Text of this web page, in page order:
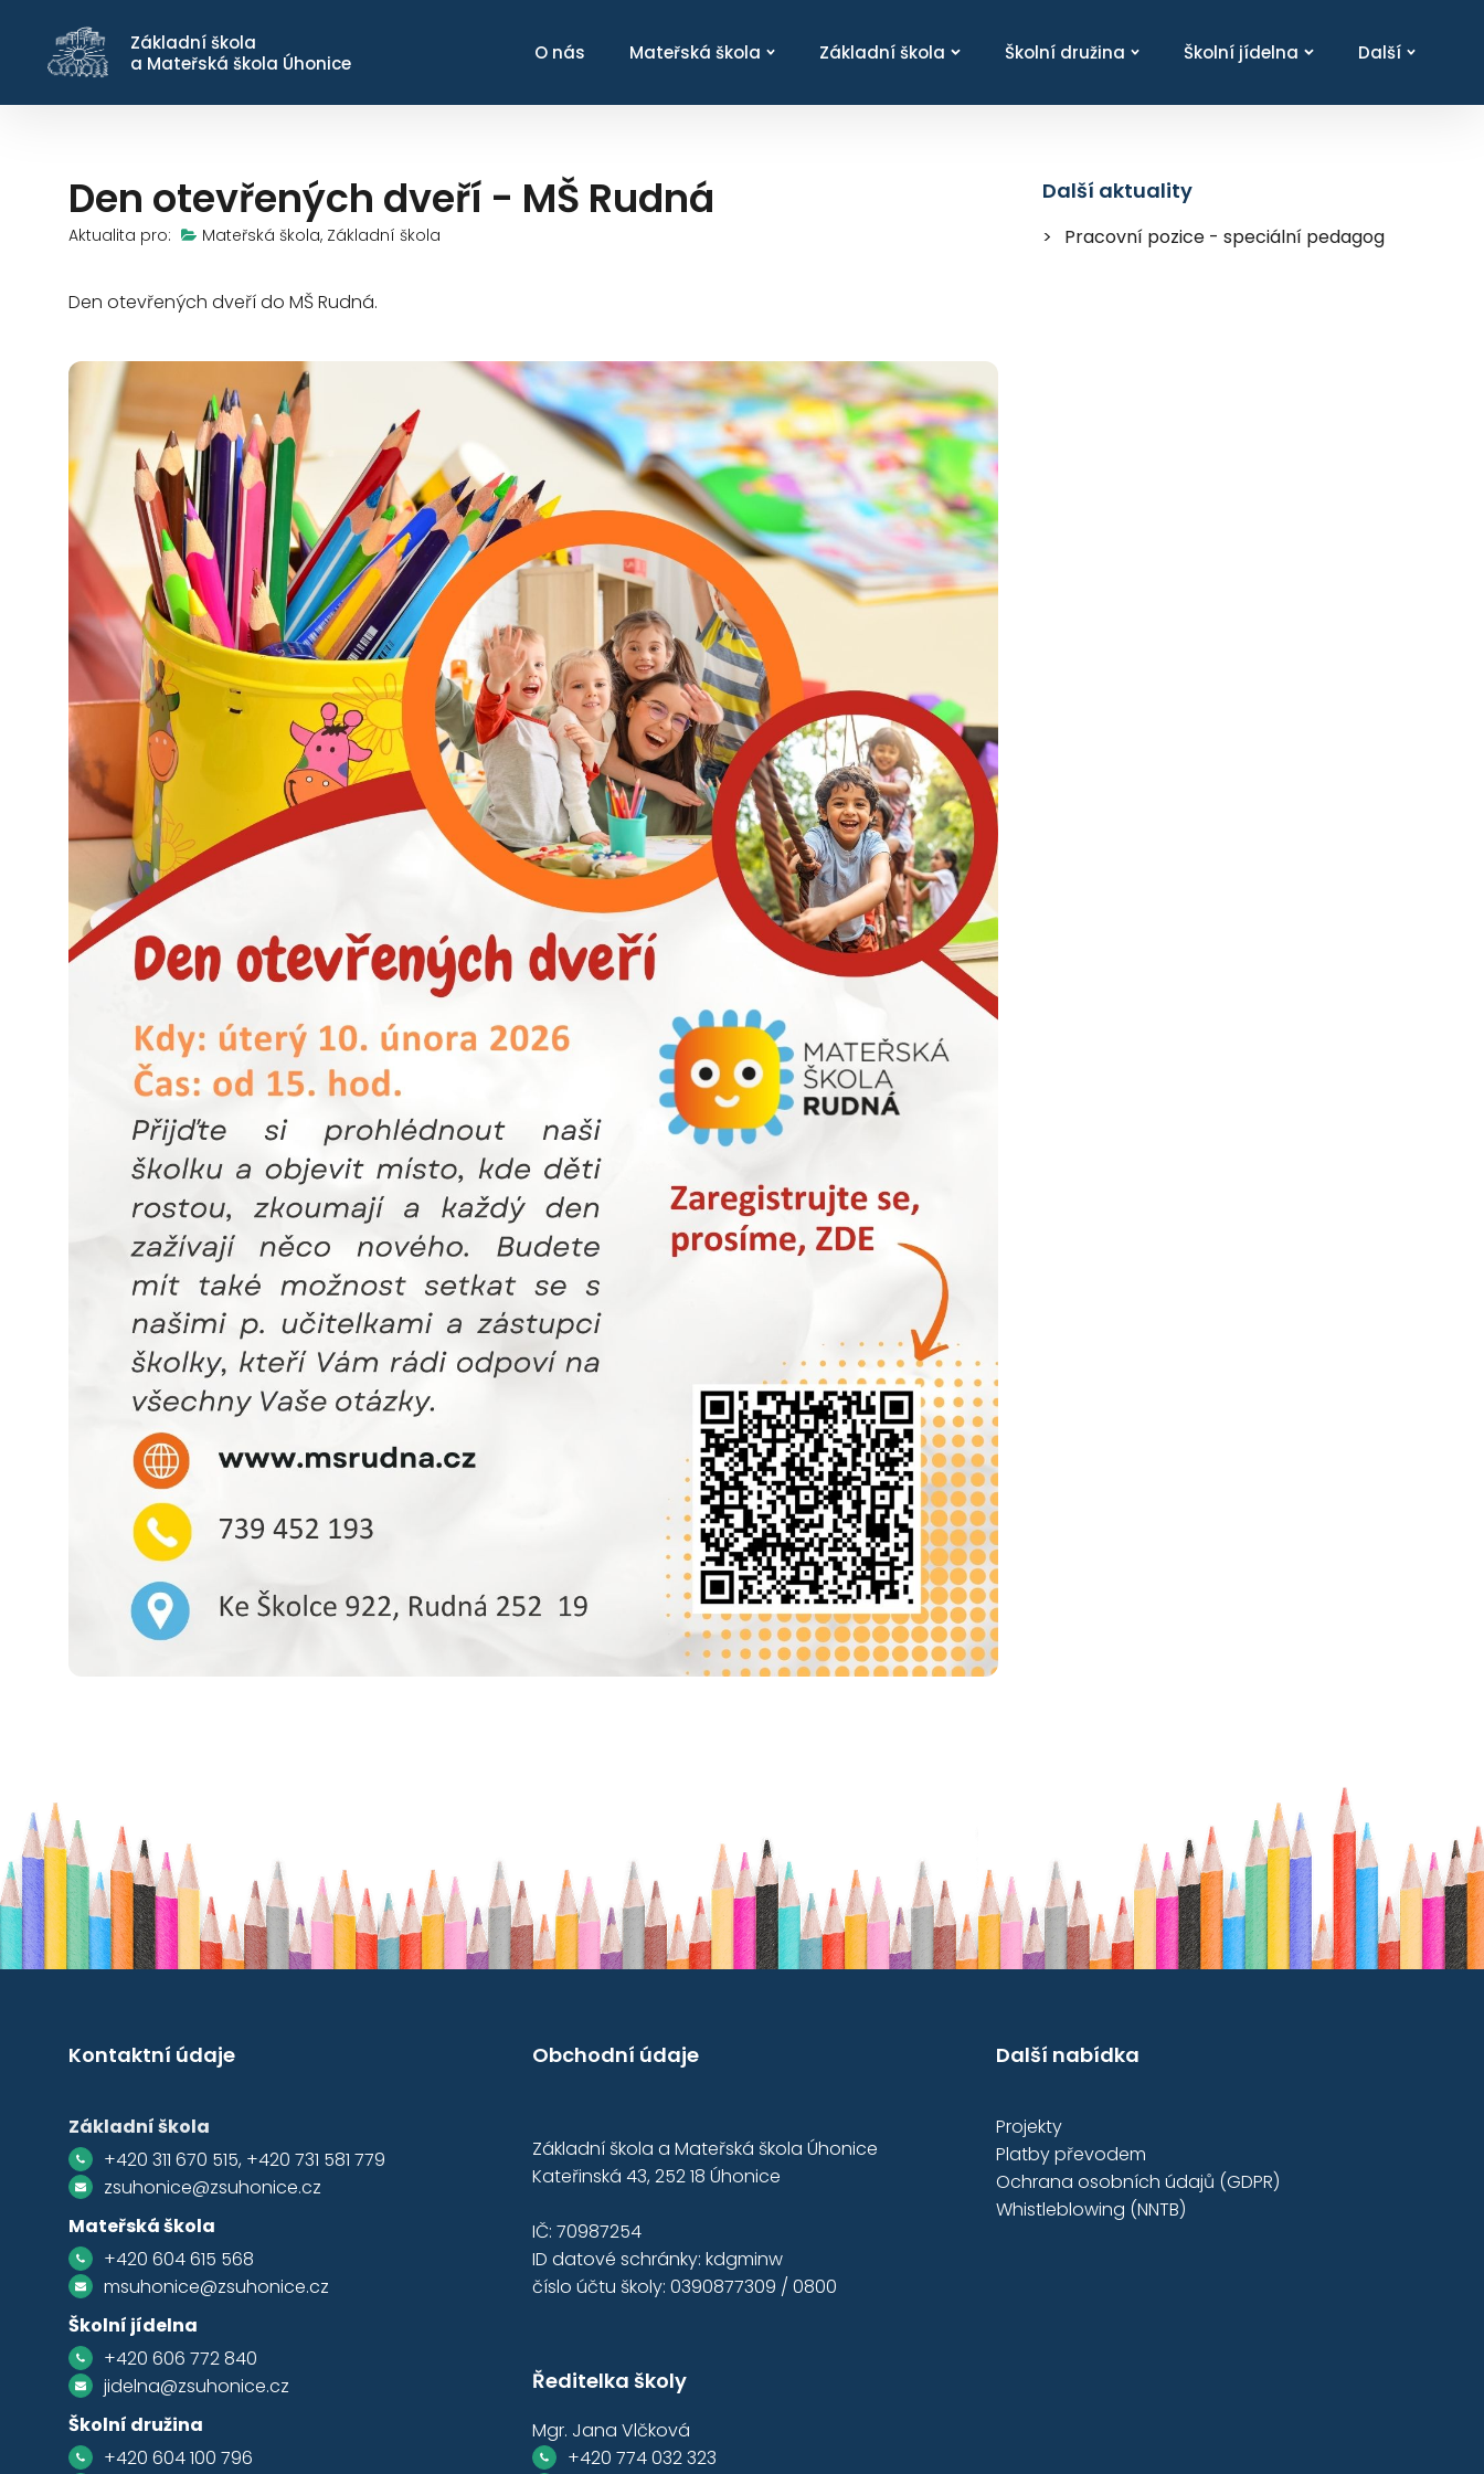
Základní škola
a Mateřská škola Úhonice
O nás Mateřská škola Základní škola Školní družina Školní jídelna Další
Den otevřených dveří - MŠ Rudná
Aktualita pro: Mateřská škola, Základní škola
Den otevřených dveří do MŠ Rudná.
Další aktuality
Pracovní pozice - speciální pedagog
Kontaktní údaje
Základní škola
+420 311 670 515, +420 731 581 779
zsuhonice@zsuhonice.cz
Mateřská škola
+420 604 615 568
msuhonice@zsuhonice.cz
Školní jídelna
+420 606 772 840
jidelna@zsuhonice.cz
Školní družina
+420 604 100 796
Obchodní údaje
Základní škola a Mateřská škola Úhonice
Kateřinská 43, 252 18 Úhonice
IČ: 70987254
ID datové schránky: kdgminw
číslo účtu školy: 0390877309 / 0800
Ředitelka školy
Mgr. Jana Vlčková
+420 774 032 323
Další nabídka
Projekty
Platby převodem
Ochrana osobních údajů (GDPR)
Whistleblowing (NNTB)